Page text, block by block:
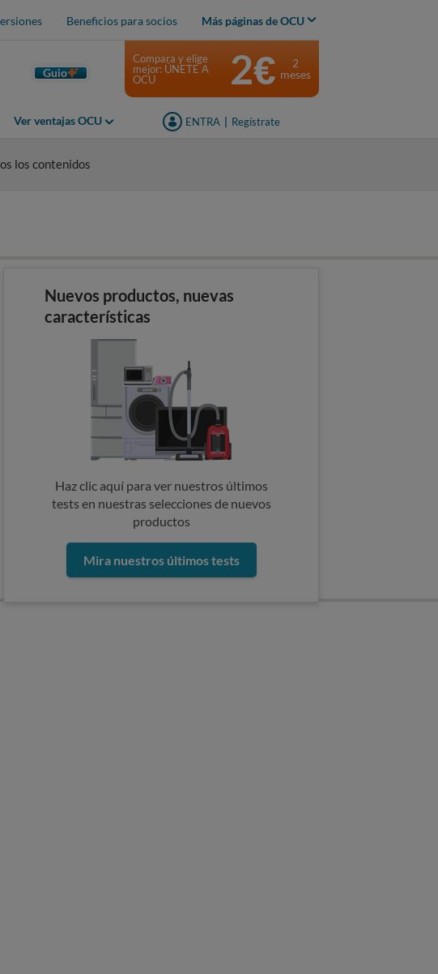
Beneficios para socios Más páginas de OCU
Guio
Ver ventajas OCU ENTRA Regístrate
Compara y elige
mejor: ÚNETE A
OCU
2€
2
meses
los contenidos
Nuevos productos, nuevas
características
Haz clic aquí para ver nuestros últimos
tests en nuestras selecciones de nuevos
productos
Mira nuestros últimos tests